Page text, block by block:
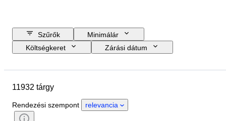
Szűrők
Minimálár
Költségkeret
Zárási dátum
Tárgy
Nem
Időszak
Tanúsítvány
11932 tárgy
Rendezési szempont relevancia